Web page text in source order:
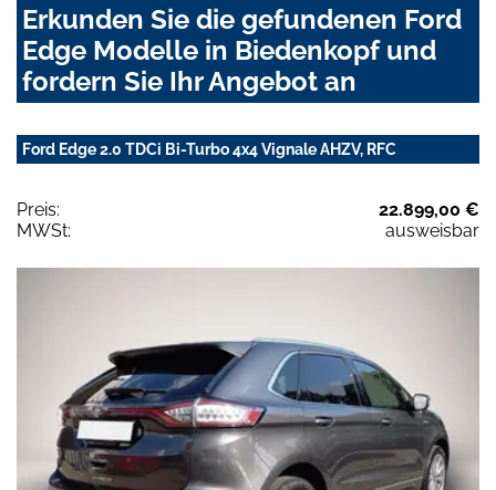
Erkunden Sie die gefundenen Ford
Edge Modelle in Biedenkopf und
fordern Sie Ihr Angebot an
Ford Edge 2.0 TDCi Bi-Turbo 4x4 Vignale AHZV, RFC
Preis:
22.899,00 €
MWSt:
ausweisbar